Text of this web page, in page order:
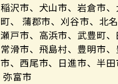
沢市、犬山市、岩倉市
、 蒲郡市、刈谷市、北
戸市、高浜市、武豊町
滑市、飛島村、豊明市
、西尾市、日進市、半
富市